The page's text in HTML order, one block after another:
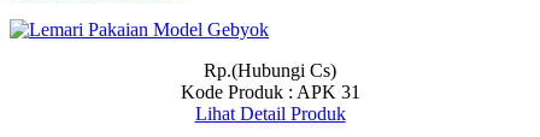
Rp.(Hubungi Cs)
Kode Produk : APK 31
Lihat Detail Produk